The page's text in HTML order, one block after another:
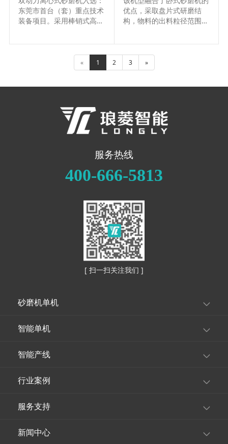
东莞市首台（套）重点技术
装备项目。采用棒销式高效
是100nm细度实施稳定量
产为数不多的机器......
优点，采取盘片式研磨结
构，物料的出料粒径范围为
« 1 2 3 »
服务热线
400-666-5813
[ 扫一扫关注我们 ]
砂磨机单机
智能单机
智能产线
行业案例
服务支持
新闻中心